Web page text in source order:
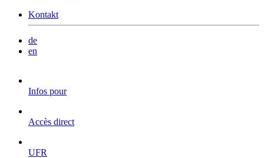
Kontakt
de
en
Infos pour
Accès direct
UFR